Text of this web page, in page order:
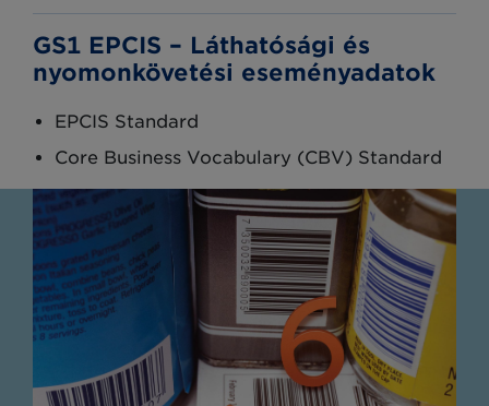
GS1 EPCIS – Láthatósági és
nyomonkövetési eseményadatok
EPCIS Standard
Core Business Vocabulary (CBV) Standard